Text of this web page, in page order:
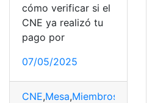
cómo verificar si el
CNE ya realizó tu
pago por
07/05/2025
CNE,Mesa,Miembros